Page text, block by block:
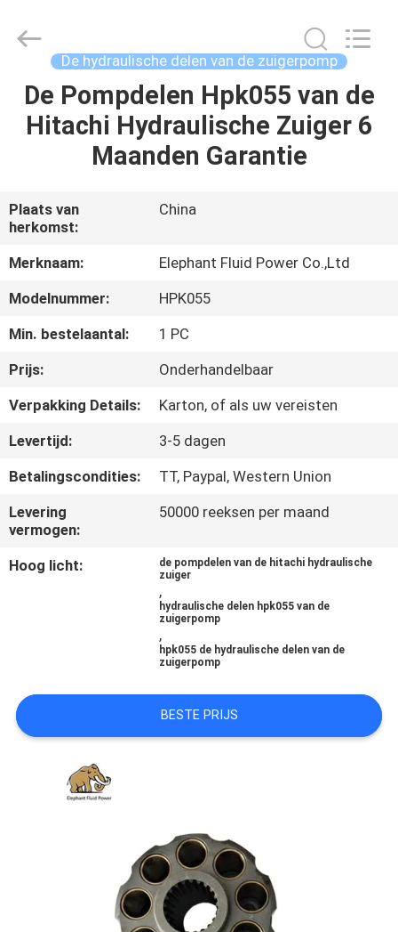
HUIS
PRODUCTEN
ONGEVEER
ONS
FABRIEKSREIS
CONTACTEER
ONS
GEVALLEN
POLICY
Fluid
Power
Rights
Reserved.
De hydraulische delen van de zuigerpomp
De Pompdelen Hpk055 van de
Hitachi Hydraulische Zuiger 6
Maanden Garantie
Plaats van
herkomst:
China
Merknaam:
Elephant Fluid Power Co.,Ltd
Modelnummer:
HPK055
Min. bestelaantal:
1 PC
Prijs:
Onderhandelbaar
Verpakking Details:
Karton, of als uw vereisten
Levertijd:
3-5 dagen
Betalingscondities:
TT, Paypal, Western Union
Levering
vermogen:
50000 reeksen per maand
Hoog licht:
de pompdelen van de hitachi hydraulische
zuiger
,
hydraulische delen hpk055 van de
zuigerpomp
,
hpk055 de hydraulische delen van de
zuigerpomp
BESTE PRIJS